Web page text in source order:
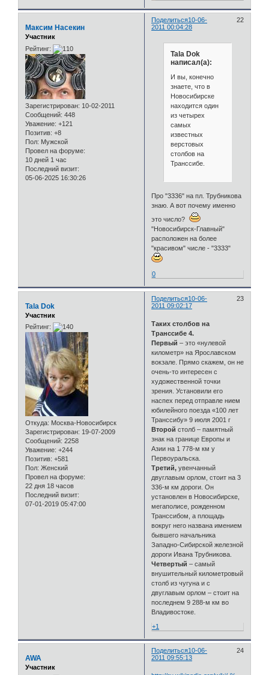
Поделиться 22
10-06-
2011 00:04:28
Максим Насекин
Участник
Рейтинг:
Зарегистрирован: 10-02-2011
Сообщений: 448
Уважение: +121
Позитив: +8
Пол: Мужской
Провел на форуме:
10 дней 1 час
Последний визит:
05-06-2025 16:30:26
Tala Dok
написал(а):
И вы, конечно
знаете, что в
Новосибирске
находится один
из четырех
самых
известных
верстовых
столбов на
Транссибе.
Про "3336" на пл. Трубникова
знаю. А вот почему именно
это число?
"Новосибирск-Главный"
расположен на более
"красивом" числе - "3333"
0
Поделиться 23
10-06-
2011 09:02:17
Tala Dok
Участник
Рейтинг:
Откуда: Москва-Новосибирск
Зарегистрирован: 19-07-2009
Сообщений: 2258
Уважение: +244
Позитив: +581
Пол: Женский
Провел на форуме:
22 дня 18 часов
Последний визит:
07-01-2019 05:47:00
Таких столбов на
Транссибе 4.
Первый – это «нулевой
километр» на Ярославском
вокзале. Прямо скажем, он не
очень-то интересен с
художественной точки
зрения. Установили его
наспех перед отправле нием
юбилейного поезда «100 лет
Транссибу» 9 июля 2001 г
Второй столб – памятный
знак на границе Европы и
Азии на 1 778-м км у
Первоуральска.
Третий, увенчанный
двуглавым орлом, стоит на 3
336-м км дороги. Он
установлен в Новосибирске,
мегаполисе, рожденном
Транссибом, а площадь
вокруг него названа имением
бывшего начальника
Западно-Сибирской железной
дороги Ивана Трубникова.
Четвертый – самый
внушительный километровый
столб из чугуна и с
двуглавым орлом – стоит на
последнем 9 288-м км во
Владивостоке.
+1
Поделиться 24
10-06-
2011 09:55:13
AWA
Участник